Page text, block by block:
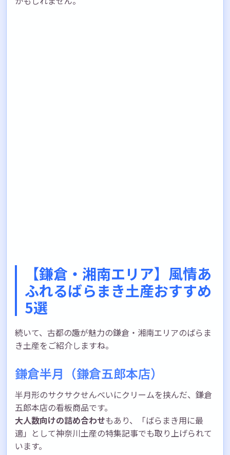
【鎌倉・湘南エリア】風情あ
ふれるばらまき土産おすすめ
5選
続いて、古都の趣が魅力の鎌倉・湘南エリアのばらま
き土産をご紹介しますね。
鎌倉半月（鎌倉五郎本店）
半月形のサクサクせんべいにクリームを挟んだ、鎌倉
五郎本店の看板商品です。
大人数向けの詰め合わせもあり、「ばらまき用に最
適」として神奈川土産の特集記事でも取り上げられて
います。